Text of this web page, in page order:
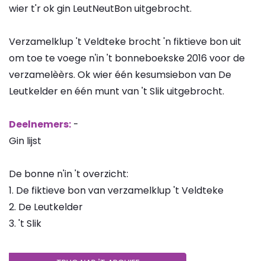
wier t'r ok gin LeutNeutBon uitgebrocht.
Verzamelklup 't Veldteke brocht 'n fiktieve bon uit
om toe te voege n'in 't bonneboekske 2016 voor de
verzamelèèrs. Ok wier één kesumsiebon van De
Leutkelder en één munt van 't Slik uitgebrocht.
Deelnemers: -
Gin lijst
De bonne n'in 't overzicht:
1. De fiktieve bon van verzamelklup 't Veldteke
2. De Leutkelder
3. 't Slik